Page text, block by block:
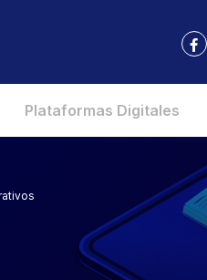
Plataformas Digitales